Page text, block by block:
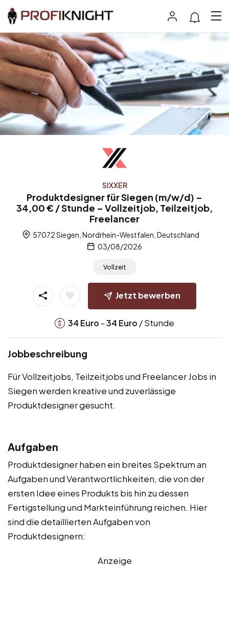
SIXXER
Produktdesigner für Siegen (m/w/d) –
34,00 € / Stunde – Vollzeitjob, Teilzeitjob,
Freelancer
57072 Siegen, Nordrhein-Westfalen, Deutschland
03/08/2026
Vollzeit
Jetzt bewerben
34 Euro -34 Euro / Stunde
Jobbeschreibung
Für Vollzeitjobs, Teilzeitjobs und Freelancer Jobs in
Siegen werden kreative und zuverlässige
Produktdesigner gesucht.
Aufgaben
Produktdesigner haben ein breites Spektrum an
Aufgaben und Verantwortlichkeiten, die von der
ersten Idee eines Produkts bis hin zu dessen
Fertigstellung und Markteinführung reichen. Hier
sind die detaillierten Aufgaben von
Produktdesignern:
Anzeige